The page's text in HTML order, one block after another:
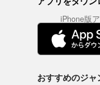
iPhone版
おすすめのジ